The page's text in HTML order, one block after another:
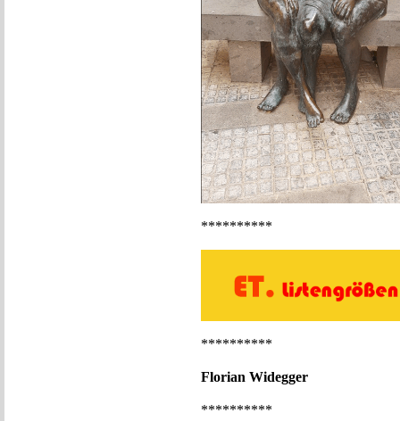
**********
**********
Florian Widegger
**********